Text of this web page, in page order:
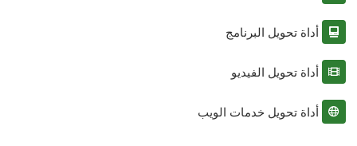
أداة تحويل البرنامج
أداة تحويل الفيديو
أداة تحويل خدمات الويب